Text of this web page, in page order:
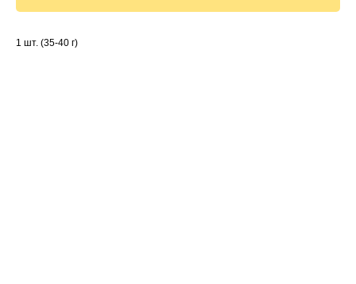
1 шт. (35-40 г)